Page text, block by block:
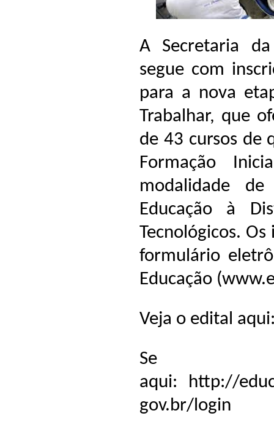
A Secretaria
segue com
para a nova
Trabalhar, que
de 43 cursos de
Formação
modalidade
Educação à
Tecnológicos.
formulário
Educação (
Veja o edital
Se
aqui: http://
gov.br/login